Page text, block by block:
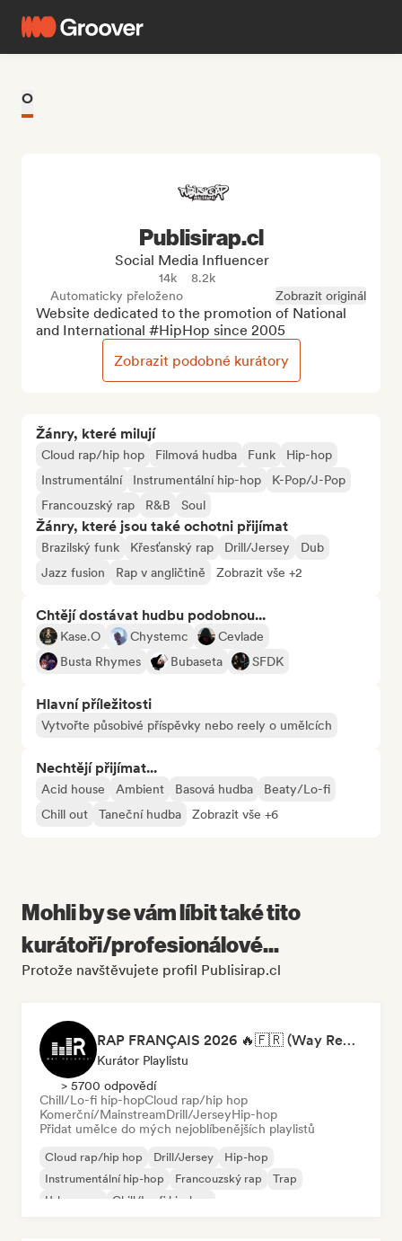
O
Žánry, které milují
Cloud rap/hip hop Filmová hudba Funk
Hip-hop
Instrumentální
Instrumentální hip-hop
K-Pop/J-Pop
Francouzský rap
R&B Soul
Žánry, které jsou také ochotni přijímat
Brazilský funk Křesťanský rap Drill/Jersey
Dub
Jazz fusion
Rap v angličtině Zobrazit vše +2
Chtějí dostávat hudbu podobnou...
Kase.O Chystemc
Cevlade
Busta Rhymes
Bubaseta SFDK
Hlavní příležitosti
Vytvořte působivé příspěvky nebo reely o umělcích
Nechtějí přijímat...
Acid house Ambient Basová hudba
Beaty/Lo-fi
Chill out
Taneční hudba Zobrazit vše +6
Publisirap.cl
Social Media Influencer
14k
8.2k
Automaticky přeloženo
Zobrazit originál
Website dedicated to the promotion of National
and International #HipHop since 2005
Zobrazit podobné kurátory
Mohli by se vám líbit také tito
kurátoři/profesionálové...
Protože navštěvujete profil Publisirap.cl
RAP FRANÇAIS 2026 🔥🇫🇷 (Way Records)
Kurátor Playlistu
> 5700 odpovědí
Chill/Lo-fi hip-hopCloud rap/hip hop
Komerční/MainstreamDrill/JerseyHip-hop
Přidat umělce do mých nejoblíbenějších playlistů
Cloud rap/hip hop Drill/Jersey
Hip-hop
Instrumentální hip-hop
Francouzský rap
Trap
Urban pop
Chill/Lo-fi hip-hop